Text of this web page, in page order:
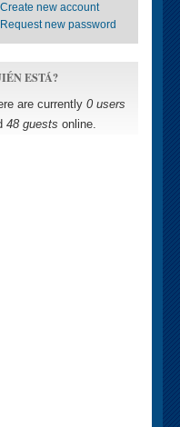
Create new account
Request new password
ESTÁ?
are currently 0 users
48 guests online.